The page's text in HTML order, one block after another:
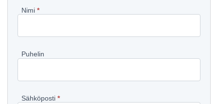
Pyydä
Nimi *
Puhelin
Sähköposti *